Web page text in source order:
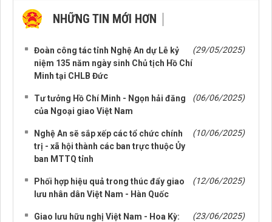
NHỮNG TIN MỚI HƠN
Đoàn công tác tỉnh Nghệ An dự Lễ kỷ
niệm 135 năm ngày sinh Chủ tịch Hồ Chí
Minh tại CHLB Đức
(29/05/2025)
Tư tưởng Hồ Chí Minh - Ngọn hải đăng
của Ngoại giao Việt Nam
(06/06/2025)
Nghệ An sẽ sắp xếp các tổ chức chính
trị - xã hội thành các ban trực thuộc Ủy
ban MTTQ tỉnh
(10/06/2025)
Phối hợp hiệu quả trong thúc đẩy giao
lưu nhân dân Việt Nam - Hàn Quốc
(12/06/2025)
Giao lưu hữu nghị Việt Nam - Hoa Kỳ:
(23/06/2025)